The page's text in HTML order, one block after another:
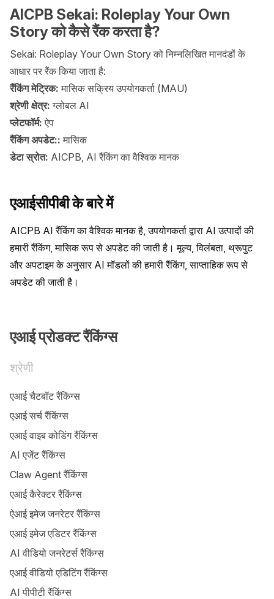
AICPB Sekai: Roleplay Your Own
Story को कैसे रैंक करता है?
Sekai: Roleplay Your Own Story को निम्नलिखित मानदंडों के
आधार पर रैंक किया जाता है:
रैंकिंग मेट्रिक:मासिक सक्रिय उपयोगकर्ता (MAU)
श्रेणी क्षेत्र:ग्लोबल AI
प्लेटफॉर्म:ऐप
रैंकिंग अपडेट::मासिक
डेटा स्रोत: AICPB, AI रैंकिंग का वैश्विक मानक
एआईसीपीबी के बारे में
AICPB AI रैंकिंग का वैश्विक मानक है, उपयोगकर्ता द्वारा AI उत्पादों की
हमारी रैंकिंग, मासिक रूप से अपडेट की जाती है। मूल्य, विलंबता, थ्रूपुट
और अपटाइम के अनुसार AI मॉडलों की हमारी रैंकिंग, साप्ताहिक रूप से
अपडेट की जाती है।
एआई प्रोडक्ट रैंकिंग्स
श्रेणी
एआई चैटबॉट रैंकिंग्स
एआई सर्च रैंकिंग्स
एआई वाइब कोडिंग रैंकिंग्स
AI एजेंट रैंकिंग्स
Claw Agent रैंकिंग्स
एआई कैरेक्टर रैंकिंग्स
ऐआई इमेज जनरेटर रैंकिंग्स
एआई इमेज एडिटर रैंकिंग्स
AI वीडियो जनरेटर्स रैंकिंग्स
एआई वीडियो एडिटिंग रैंकिंग्स
AI पीपीटी रैंकिंग्स